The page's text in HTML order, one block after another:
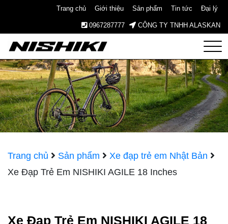
Trang chủ Giới thiệu Sản phẩm Tin tức Đại lý
0967287777 CÔNG TY TNHH ALASKAN
Nishiki
– Xe
Đạp
Nhật
Bản –
Trang chủ Sản phẩm
Xe đạp trẻ em Nhật Bản
Xe Đạp Trẻ Em NISHIKI AGILE 18 Inches
Xe Đạp Trẻ Em NISHIKI AGILE 18